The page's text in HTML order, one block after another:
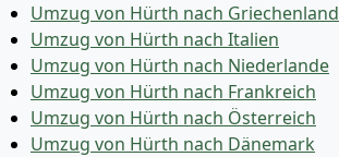
Umzug von Hürth nach Griechenland
Umzug von Hürth nach Italien
Umzug von Hürth nach Niederlande
Umzug von Hürth nach Frankreich
Umzug von Hürth nach Österreich
Umzug von Hürth nach Dänemark